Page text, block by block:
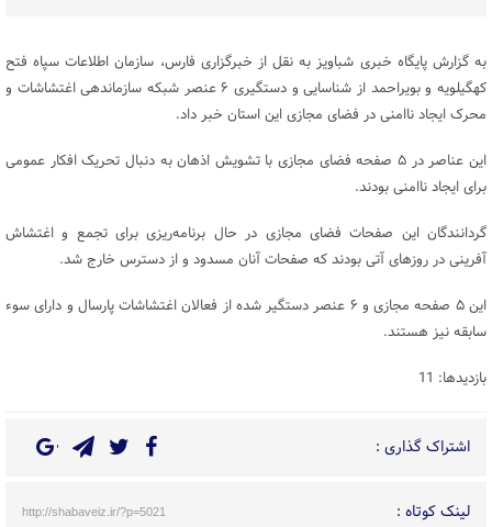
به گزارش پایگاه خبری شباویز به نقل از خبرگزاری فارس، سازمان اطلاعات سپاه فتح
کهگیلویه و بویراحمد از شناسایی و دستگیری ۶ عنصر شبکه سازماندهی اغتشاشات و
محرک ایجاد ناامنی در فضای مجازی این استان خبر داد.
این عناصر در ۵ صفحه فضای مجازی با تشویش اذهان به دنبال تحریک افکار عمومی
برای ایجاد ناامنی بودند.
گردانندگان این صفحات فضای مجازی در حال برنامه‌ریزی برای تجمع و اغتشاش
آفرینی در روزهای آتی بودند که صفحات آنان مسدود و از دسترس خارج شد.
این ۵ صفحه مجازی و ۶ عنصر دستگیر شده از فعالان اغتشاشات پارسال و دارای سوء
سابقه نیز هستند.
بازدیدها: 11
اشتراک گذاری :
لینک کوتاه : http://shabaveiz.ir/?p=5021